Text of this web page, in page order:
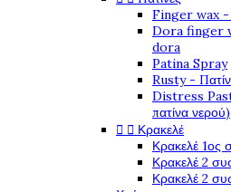
Finger wax -
Dora finger
dora
Patina Spray
Rusty -
Distress
πατίνα νερού)
  Κρακελέ
Κρακελέ 1ος
Κρακελέ 2
Κρακελέ 2